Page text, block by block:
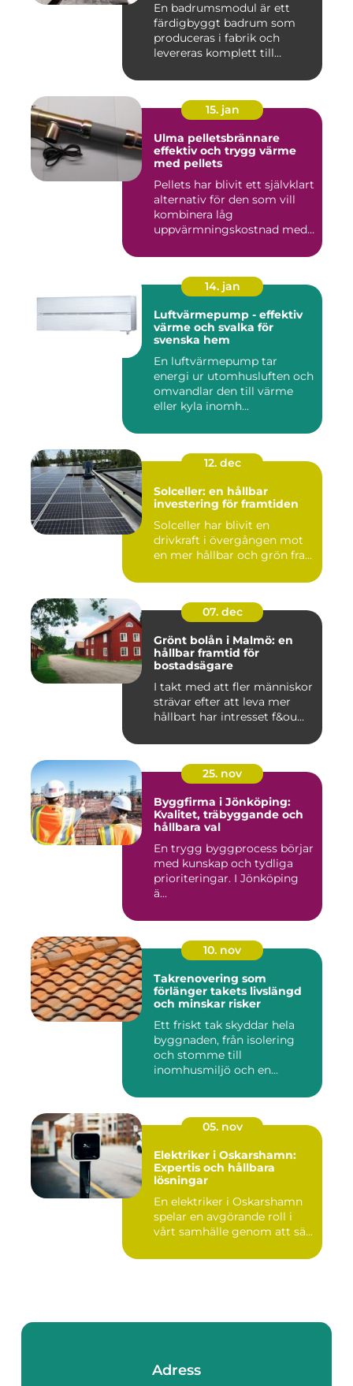
En badrumsmodul är ett
färdigbyggt badrum som
produceras i fabrik och
levereras komplett till
15. jan
Ulma pelletsbrännare
effektiv och trygg värme
med pellets
Pellets har blivit ett självklart
alternativ för den som vill
kombinera låg
uppvärmningskostnad med
14. jan
Luftvärmepump - effektiv
värme och svalka för
svenska hem
En luftvärmepump tar
energi ur utomhusluften och
omvandlar den till värme
eller kyla inomh...
12. dec
Solceller: en hållbar
investering för framtiden
Solceller har blivit en
drivkraft i övergången mot
en mer hållbar och grön fra...
07. dec
Grönt bolån i Malmö: en
hållbar framtid för
bostadsägare
I takt med att fler människor
strävar efter att leva mer
hållbart har intresset f&ou...
25. nov
Byggfirma i Jönköping:
Kvalitet, träbyggande och
hållbara val
En trygg byggprocess börjar
med kunskap och tydliga
prioriteringar. I Jönköping
ä...
10. nov
Takrenovering som
förlänger takets livslängd
och minskar risker
Ett friskt tak skyddar hela
byggnaden, från isolering
och stomme till
inomhusmiljö och en...
05. nov
Elektriker i Oskarshamn:
Expertis och hållbara
lösningar
En elektriker i Oskarshamn
spelar en avgörande roll i
vårt samhälle genom att sä...
Adress